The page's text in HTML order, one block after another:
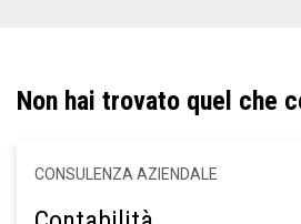
Non hai trovato quel che
CONSULENZA AZIENDALE